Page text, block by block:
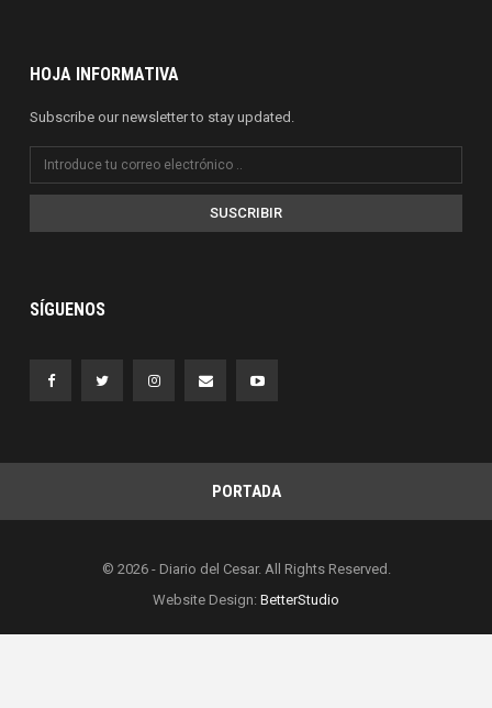
HOJA INFORMATIVA
Subscribe our newsletter to stay updated.
SUSCRIBIR
SÍGUENOS
PORTADA
© 2026 - Diario del Cesar. All Rights Reserved.
Website Design: BetterStudio